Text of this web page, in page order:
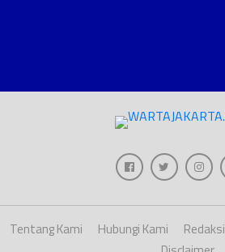
Tentang Kami Hubungi Kami Redaksi